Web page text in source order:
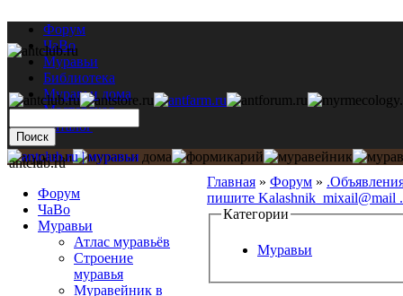
Форум
ЧаВо
Муравьи
Библиотека
Муравьи дома
Мастерская
Каталог
Главная » Форум »
пишите Kalashnik_mixail@mail
Категории
Муравьи
antclub.ru
Форум
ЧаВо
Муравьи
Атлас муравьёв
Строение
муравья
Муравейник в